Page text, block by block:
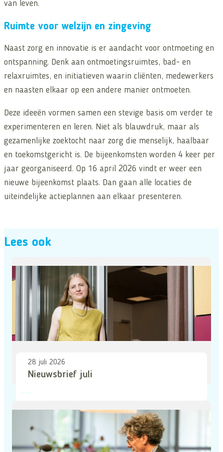
van leven.
Ruimte voor welzijn en zingeving
Naast zorg en innovatie is er aandacht voor ontmoeting en
ontspanning. Denk aan ontmoetingsruimtes, bad- en
relaxruimtes, en initiatieven waarin cliënten, medewerkers
en naasten elkaar op een andere manier ontmoeten.
Deze ideeën vormen samen een stevige basis om verder te
experimenteren en leren. Niet als blauwdruk, maar als
gezamenlijke zoektocht naar zorg die menselijk, haalbaar
en toekomstgericht is. De bijeenkomsten worden 4 keer per
jaar georganiseerd. Op 16 april 2026 vindt er weer een
nieuwe bijeenkomst plaats. Dan gaan alle locaties de
uiteindelijke actieplannen aan elkaar presenteren.
Lees ook
28 juli 2026
Nieuwsbrief juli